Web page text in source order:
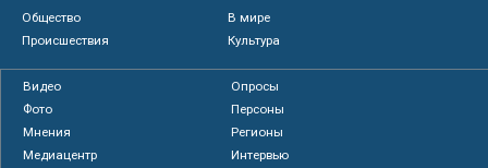
Общество
В мире
Происшествия
Культура
Видео
Опросы
Фото
Персоны
Мнения
Регионы
Медиацентр
Интервью